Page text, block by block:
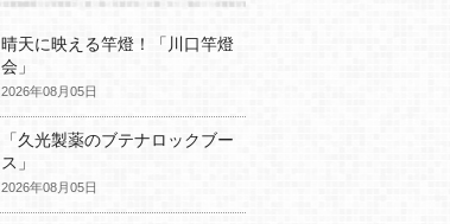
晴天に映える竿燈！「川口竿燈
会」
2026年08月05日
「久光製薬のブテナロックブー
ス」
2026年08月05日